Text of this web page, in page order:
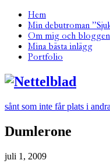
Hem
Min debutroman
Om mig och bloggen
Mina bästa inlägg
Portfolio
sånt som inte får plats i
Dumlerone
juli 1, 2009